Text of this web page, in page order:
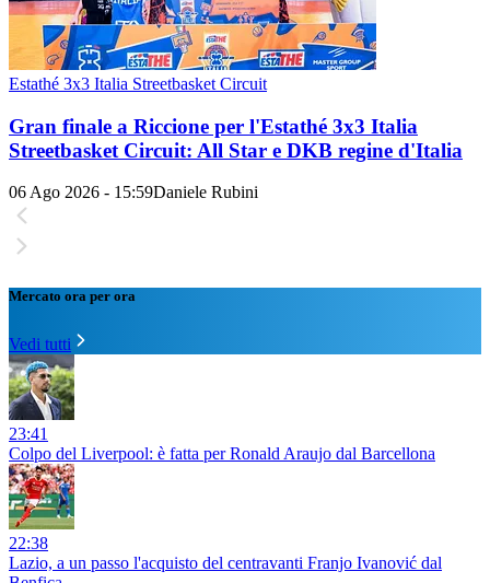
Estathé 3x3 Italia Streetbasket Circuit
Gran finale a Riccione per l'Estathé 3x3 Italia
Streetbasket Circuit: All Star e DKB regine d'Italia
06 Ago 2026 - 15:59Daniele Rubini
Mercato ora per ora
Vedi tutti
23:41
Colpo del Liverpool: è fatta per Ronald Araujo dal Barcellona
22:38
Lazio, a un passo l'acquisto del centravanti Franjo Ivanović dal